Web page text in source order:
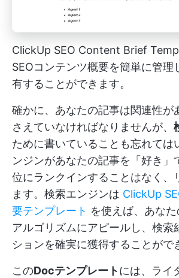
ClickUp SEO Content Brief
SEOコンテンツ概要を簡単に管理
有することができます。
確かに、あなたの記事は関連性が
さえていなければなりませんが、
ために書いていることも忘れては
ンジンがあなたの記事を「好き」
位にランクインすることはなく、
ます。検索エンジンは ClickUp
要テンプレート を使えば、あな
アルゴリズムにアピールし、検索
ションを確実に獲得することがで
このDocテンプレートには、ライ